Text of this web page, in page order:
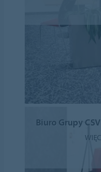
Biuro Grupy